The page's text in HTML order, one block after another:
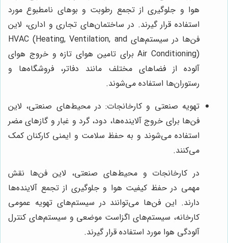
هوا و جلوگیری از تجمع رطوبت و بوهای نامطبوع مورد
استفاده قرار گیرند. در ساختمان‌های تجاری و اداری، لاین
فن‌ها در سیستم‌های HVAC (Heating, Ventilation, and
Air Conditioning) برای تامین هوای تازه و خروج هوای
آلوده از فضاهای مختلف مانند دفاتر، فروشگاه‌ها و
رستوران‌ها استفاده می‌شوند.
تهویه صنعتی و کارخانجات: در محیط‌های صنعتی، لاین
فن‌ها برای خروج آلاینده‌ها، دود، گرد و غبار و گازهای مضر
استفاده می‌شوند و به حفظ سلامت و ایمنی کارکنان کمک
می‌کنند.
در کارخانجات و محیط‌های صنعتی، لاین فن‌ها نقش
مهمی در حفظ کیفیت هوا و جلوگیری از تجمع آلاینده‌ها
دارند. این فن‌ها می‌توانند در سیستم‌های تهویه عمومی
کارخانه، سیستم‌های اگزاست موضعی و سیستم‌های کنترل
آلودگی هوا مورد استفاده قرار گیرند.